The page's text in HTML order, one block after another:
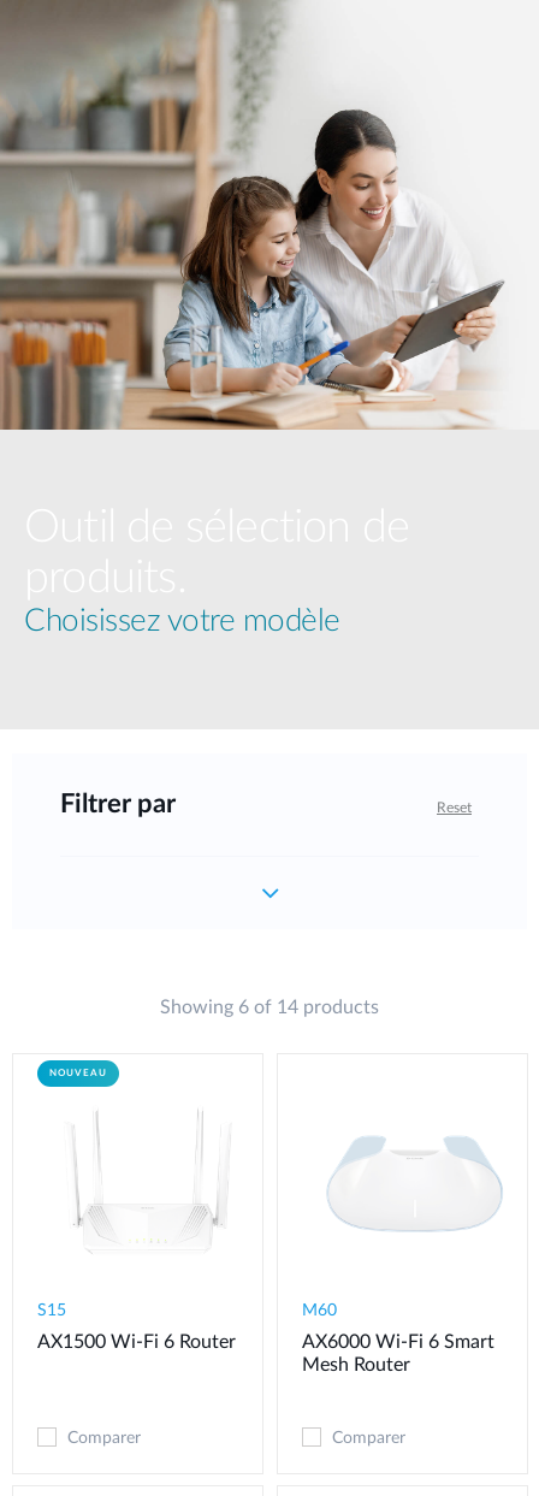
Choisissez votre modèle
Filtrer par Reset
Showing 6 of 14 products
NOUVEAU
S15
AX1500 Wi-Fi 6 Router
Comparer
M60
AX6000 Wi-Fi 6 Smart
Mesh Router
Comparer